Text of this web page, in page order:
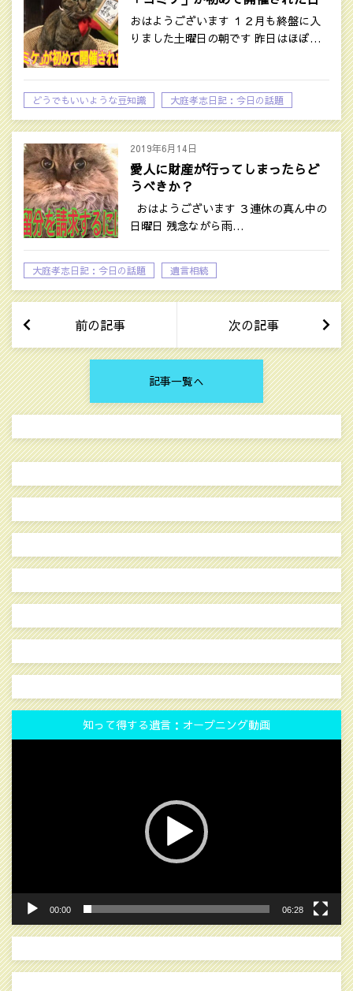
おはようございます １２月も終盤に入
りました土曜日の朝です 昨日はほぼ…
どうでもいいような豆知識 大庭孝志日記：今日の話題
2019年6月14日
愛人に財産が行ってしまったらど
うべきか？
おはようございます ３連休の真ん中の
日曜日 残念ながら雨…
大庭孝志日記：今日の話題 遺言相続
前の記事 次の記事
記事一覧へ
知って得する遺言：オープニング動画
動
画
プ
レ
ー
ヤ
ー
00:00 06:28